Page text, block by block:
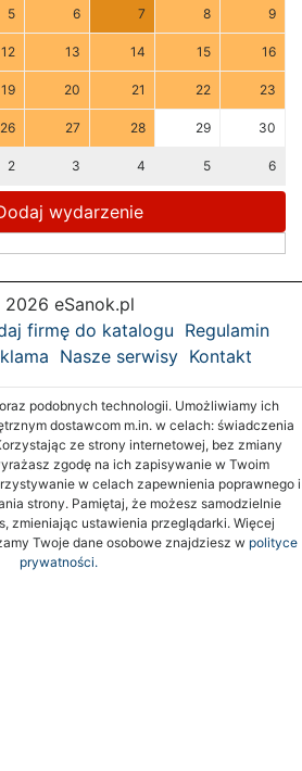
5 6 7 8 9
12 13 14 15 16
19 20 21 22 23
26 27 28 29 30
2 3 4 5 6
wydarzenie
eSanok.pl
firmę do katalogu Regulamin
Nasze serwisy Kontakt
podobnych technologii. Umożliwiamy ich
dostawcom m.in. w celach: świadczenia
ze strony internetowej, bez zmiany
zgodę na ich zapisywanie w Twoim
w celach zapewnienia poprawnego i
strony. Pamiętaj, że możesz samodzielnie
zmieniając ustawienia przeglądarki. Więcej
Twoje dane osobowe znajdziesz w polityce
prywatności.